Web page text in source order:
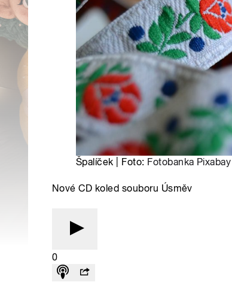
Špalíček | Foto: Fotobanka Pixabay
Nové CD koled souboru Úsměv
0